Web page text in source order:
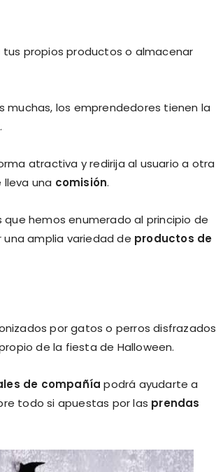
tus propios productos o almacenar
muchas, los emprendedores tienen la
atractiva y redirija al usuario a otra
una comisión.
hemos enumerado al principio de
amplia variedad de productos de
por gatos o perros disfrazados
de la fiesta de Halloween.
de compañía podrá ayudarte a
todo si apuestas por las prendas